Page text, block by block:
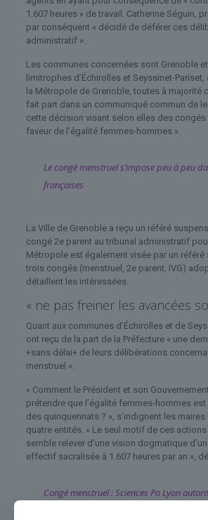
1.607 heures » de travail. Catherine Séguin,
par conséquent « décidé de déférer ces
administratif ».
Les communes concernées sont Grenoble
limitrophes d’Échirolles et Seyssinet-Pariset,
la Métropole de Grenoble, toutes à majorité
fait part dans un communiqué commun de
cette décision visant selon elles des congés
faveur de l’égalité femmes-hommes ».
Le congé menstruel s’impose peu à peu
françaises
La Ville de Grenoble a reçu un référé
congé 2e parent au tribunal administratif
Métropole est également visée par un
trois congés (menstruel, 2e parent, IVG)
détaillent les intéressées.
« ne pas freiner les avancées
Quant aux communes d’Échirolles et de
ont reçu de la part de la Préfecture « une
+sans délai+ de leurs délibérations
menstruel ».
« Comment le Président et son
prétendre que l’égalité femmes-hommes
des quinquennats ? », s’indignent les
quatre entités. « Le seul motif de ces
semble relever d’une vision dogmatique
effectif sacralisée à 1.607 heures par an »,
Congé menstruel : Sciences Po Lyon